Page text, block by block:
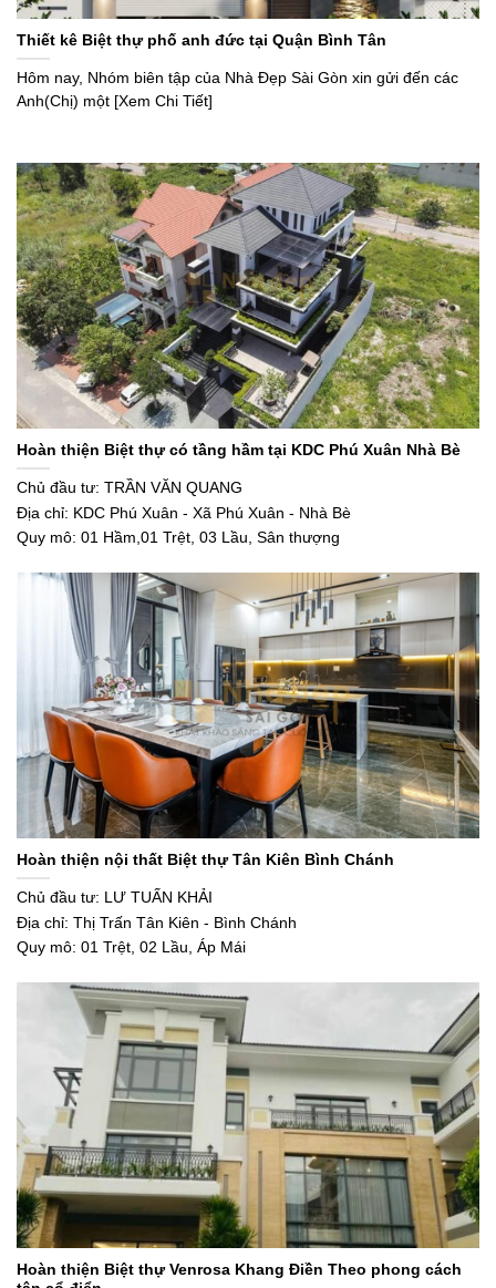
Thiết kê Biệt thự phố anh đức tại Quận Bình Tân
Hôm nay, Nhóm biên tập của Nhà Đẹp Sài Gòn xin gửi đến các
Anh(Chị) một [Xem Chi Tiết]
Hoàn thiện Biệt thự có tầng hầm tại KDC Phú Xuân Nhà Bè
Chủ đầu tư: TRẦN VĂN QUANG
Địa chỉ: KDC Phú Xuân - Xã Phú Xuân - Nhà Bè
Quy mô: 01 Hầm,01 Trệt, 03 Lầu, Sân thượng
Hoàn thiện nội thất Biệt thự Tân Kiên Bình Chánh
Chủ đầu tư: LƯ TUẤN KHẢI
Địa chỉ: Thị Trấn Tân Kiên - Bình Chánh
Quy mô: 01 Trệt, 02 Lầu, Áp Mái
Hoàn thiện Biệt thự Venrosa Khang Điền Theo phong cách